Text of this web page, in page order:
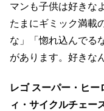
マンも子供は好きな
たまにギミック満載
な」「惚れ込んでる
があります。好きな
レゴ スーパー・ヒ
ィ・サイクルチェー